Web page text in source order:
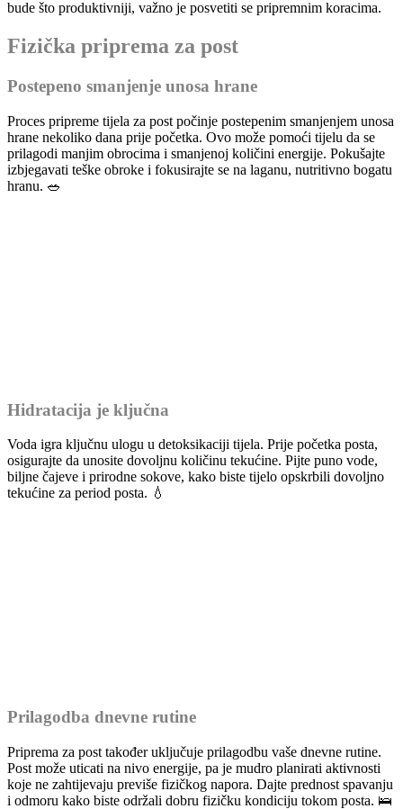
bude što produktivniji, važno je posvetiti se pripremnim koracima.
Fizička priprema za post
Postepeno smanjenje unosa hrane
Proces pripreme tijela za post počinje postepenim smanjenjem unosa
hrane nekoliko dana prije početka. Ovo može pomoći tijelu da se
prilagodi manjim obrocima i smanjenoj količini energije. Pokušajte
izbjegavati teške obroke i fokusirajte se na laganu, nutritivno bogatu
hranu. 🥗
Hidratacija je ključna
Voda igra ključnu ulogu u detoksikaciji tijela. Prije početka posta,
osigurajte da unosite dovoljnu količinu tekućine. Pijte puno vode,
biljne čajeve i prirodne sokove, kako biste tijelo opskrbili dovoljno
tekućine za period posta. 💧
Prilagodba dnevne rutine
Priprema za post također uključuje prilagodbu vaše dnevne rutine.
Post može uticati na nivo energije, pa je mudro planirati aktivnosti
koje ne zahtijevaju previše fizičkog napora. Dajte prednost spavanju
i odmoru kako biste održali dobru fizičku kondiciju tokom posta. 🛌